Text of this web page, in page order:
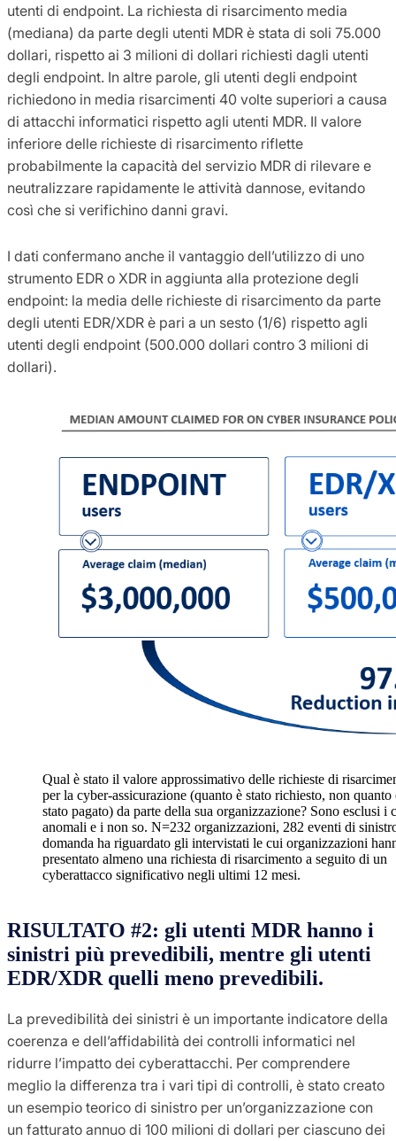
utenti di endpoint. La richiesta di risarcimento media
(mediana) da parte degli utenti MDR è stata di soli 75.000
dollari, rispetto ai 3 milioni di dollari richiesti dagli utenti
degli endpoint. In altre parole, gli utenti degli endpoint
richiedono in media risarcimenti 40 volte superiori a causa
di attacchi informatici rispetto agli utenti MDR. Il valore
inferiore delle richieste di risarcimento riflette
probabilmente la capacità del servizio MDR di rilevare e
neutralizzare rapidamente le attività dannose, evitando
così che si verifichino danni gravi.
I dati confermano anche il vantaggio dell’utilizzo di uno
strumento EDR o XDR in aggiunta alla protezione degli
endpoint: la media delle richieste di risarcimento da parte
degli utenti EDR/XDR è pari a un sesto (1/6) rispetto agli
utenti degli endpoint (500.000 dollari contro 3 milioni di
dollari).
Qual è stato il valore approssimativo delle richieste di
per la cyber-assicurazione (quanto è stato richiesto, non quanto
stato pagato) da parte della sua organizzazione? Sono esclusi i
anomali e i non so. N=232 organizzazioni, 282 eventi di
domanda ha riguardato gli intervistati le cui organizzazioni
presentato almeno una richiesta di risarcimento a seguito di un
cyberattacco significativo negli ultimi 12 mesi.
RISULTATO #2: gli utenti MDR hanno i
sinistri più prevedibili, mentre gli utenti
EDR/XDR quelli meno prevedibili.
La prevedibilità dei sinistri è un importante indicatore della
coerenza e dell’affidabilità dei controlli informatici nel
ridurre l’impatto dei cyberattacchi. Per comprendere
meglio la differenza tra i vari tipi di controlli, è stato creato
un esempio teorico di sinistro per un’organizzazione con
un fatturato annuo di 100 milioni di dollari per ciascuno dei